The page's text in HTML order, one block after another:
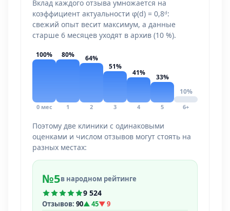
Вклад каждого отзыва умножается на
коэффициент актуальности φ(d) = 0,8ᵈ:
свежий опыт весит максимум, а данные
старше 6 месяцев уходят в архив (10 %).
100%
0 мес
80%
1
64%
2
51%
3
41%
4
33%
5
10%
6+
Поэтому две клиники с одинаковыми
оценками и числом отзывов могут стоять на
разных местах:
№5в народном рейтинге
9 524
Отзывов: 90▲ 45▼ 9